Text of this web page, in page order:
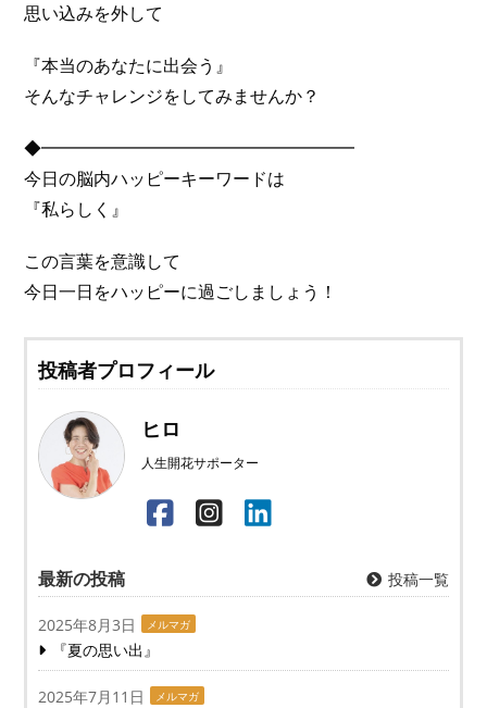
思い込みを外して
『本当のあなたに出会う』
そんなチャレンジをしてみませんか？
◆━━━━━━━━━━━━━━━━━━
今日の脳内ハッピーキーワードは
『私らしく』
この言葉を意識して
今日一日をハッピーに過ごしましょう！
投稿者プロフィール
ヒロ
人生開花サポーター
最新の投稿 投稿一覧
2025年8月3日 メルマガ
『夏の思い出』
2025年7月11日 メルマガ